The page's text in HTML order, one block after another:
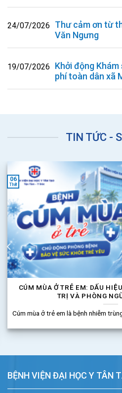
24/07/2026
Thư cảm ơn từ
Văn Ngưng
19/07/2026
Khởi động
phí toàn dân xã
TIN TỨC -
THÁNG 8/2026 – DANH SÁCH
BỆNH,
Bệnh viện Đại học Y Tân Tạo công
05
Th8
BỆNH VIỆN ĐẠI HỌC Y TÂN